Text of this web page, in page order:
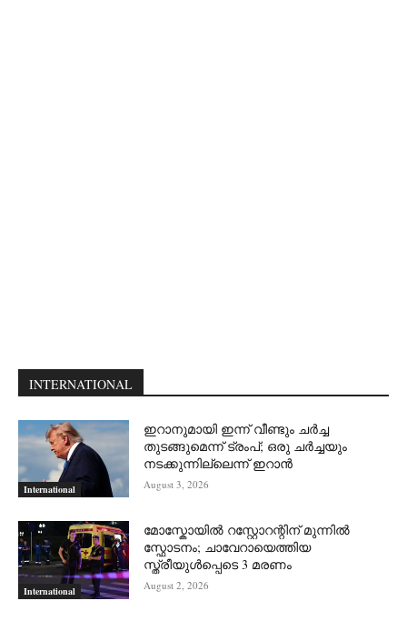
INTERNATIONAL
International
ഇറാനുമായി ഇന്ന് വീണ്ടും ചര്‍ച്ച
തുടങ്ങുമെന്ന് ട്രംപ്; ഒരു ചര്‍ച്ചയും
നടക്കുന്നില്ലെന്ന് ഇറാന്‍
August 3, 2026
International
മോസ്കോയിൽ റസ്റ്റോറന്റിന് മുന്നിൽ
സ്ഫോടനം; ചാവേറായെത്തിയ
സ്ത്രീയുൾപ്പെടെ 3 മരണം
August 2, 2026